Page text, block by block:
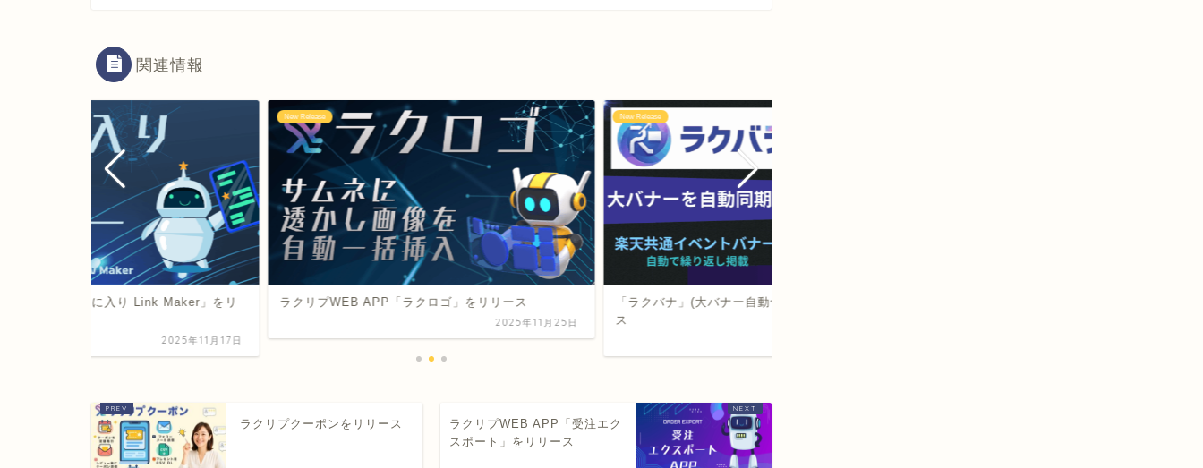
関連情報
APP「お気に入り Link Maker」をリ
2025年11月17日
New Release
ラクリプWEB APP「ラクロゴ」をリリース
2025年11月25日
New Release
「ラクバナ」(大バナー自動切り替えツール)をリリー
ス
ラクリプクーポンをリリース
ラクリプWEB APP「受注エク
スポート」をリリース